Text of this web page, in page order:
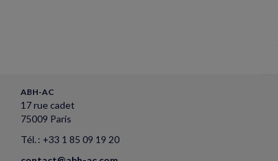
ABH-AC
17 rue cadet
75009 Paris
Tél. : +33 1 85 09 19 20